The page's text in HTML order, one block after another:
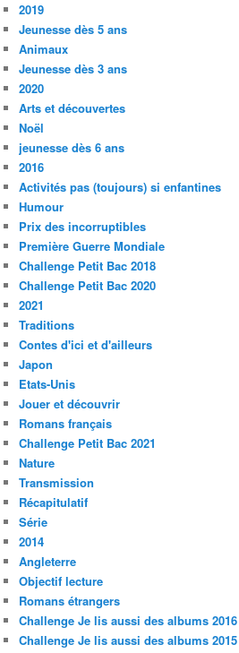
2019
Jeunesse dès 5 ans
Animaux
Jeunesse dès 3 ans
2020
Arts et découvertes
Noël
jeunesse dès 6 ans
2016
Activités pas (toujours) si enfantines
Humour
Prix des incorruptibles
Première Guerre Mondiale
Challenge Petit Bac 2018
Challenge Petit Bac 2020
2021
Traditions
Contes d'ici et d'ailleurs
Japon
Etats-Unis
Jouer et découvrir
Romans français
Challenge Petit Bac 2021
Nature
Transmission
Récapitulatif
Série
2014
Angleterre
Objectif lecture
Romans étrangers
Challenge Je lis aussi des albums 2016
Challenge Je lis aussi des albums 2015